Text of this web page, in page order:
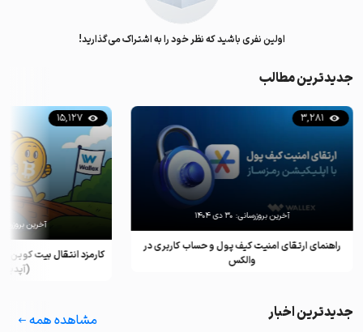
اولین نفری باشید که نظر خود را به اشتراک می‌گذارید!
جدیدترین مطالب
راهنمای ارتقای امنیت کیف پول و حساب کاربری در
والکس
3,281
آخرین بروزرسانی: ۳۰ دی ۱۴۰۴
کارمزد انتقال بیت کوین
(آپدیت
15,127
آخرین
جدیدترین اخبار مشاهده همه